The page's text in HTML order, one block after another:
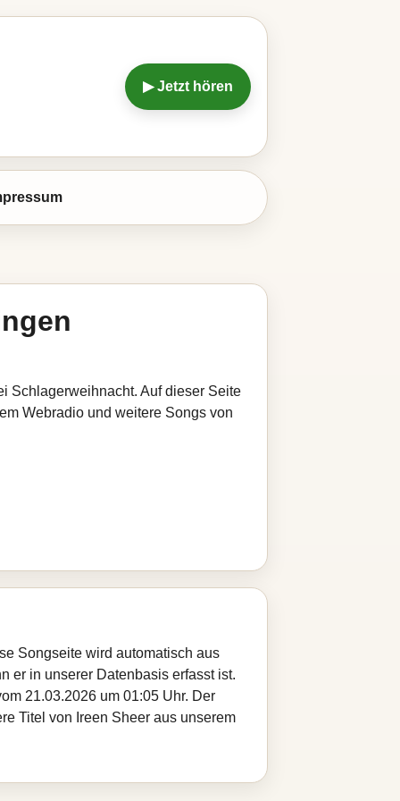
▶ Jetzt hören
Schlagerweihnacht. Auf dieser Seite
Webradio und weitere Songs von
Songseite wird automatisch aus
er in unserer Datenbasis erfasst ist.
21.03.2026 um 01:05 Uhr. Der
Titel von Ireen Sheer aus unserem